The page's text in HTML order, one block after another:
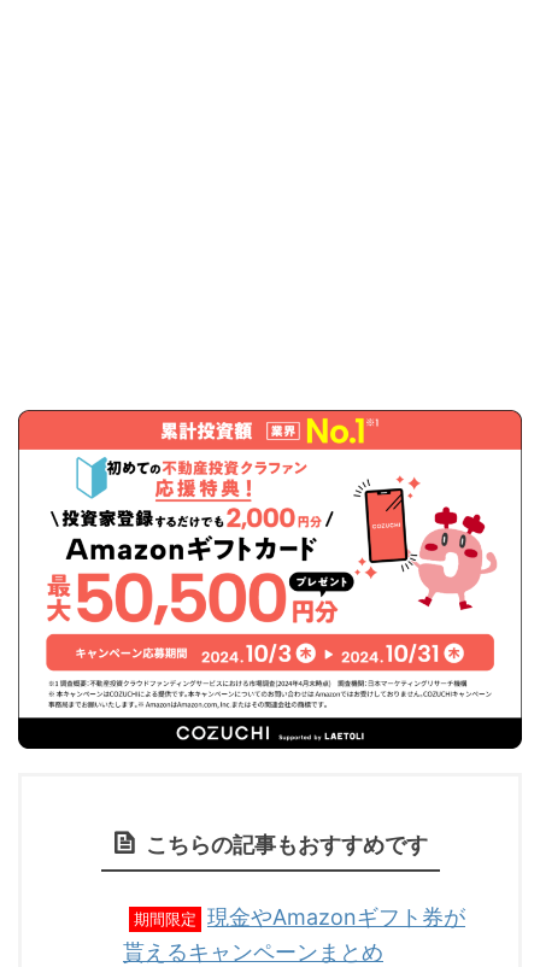
こちらの記事もおすすめです
期間限定
現金やAmazonギフト券が
貰えるキャンペーンまとめ